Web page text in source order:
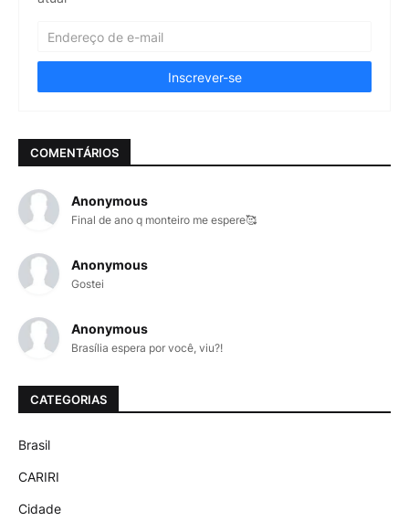
COMENTÁRIOS
Anonymous
Final de ano q monteiro me espere🥰
Anonymous
Gostei
Anonymous
Brasília espera por você, viu?!
CATEGORIAS
Brasil
CARIRI
Cidade